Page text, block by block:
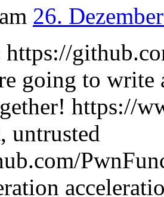
26.
https://
going to write
https://
untrusted